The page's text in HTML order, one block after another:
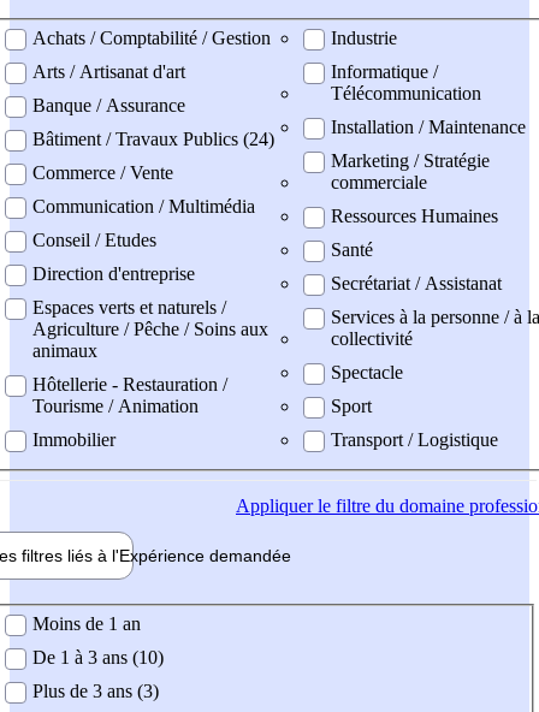
professionel
Achats / Comptabilité / Gestion
Arts / Artisanat d'art
Banque / Assurance
Bâtiment / Travaux Publics (24)
Commerce / Vente
Communication / Multimédia
Conseil / Etudes
Direction d'entreprise
Espaces verts et naturels /
Agriculture / Pêche / Soins aux
animaux
Hôtellerie - Restauration /
Tourisme / Animation
Immobilier
Industrie
Informatique /
Télécommunication
Installation / Maintenance
Marketing / Stratégie
commerciale
Ressources Humaines
Santé
Secrétariat / Assistanat
Services à la personne / à la
collectivité
Spectacle
Sport
Transport / Logistique
Appliquerle filtre du domaine
filtres liés à l'Expérience demandée
demandée
Moins de 1 an
De 1 à 3 ans (10)
Plus de 3 ans (3)